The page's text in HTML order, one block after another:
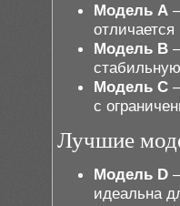
Модель A
Модель B
Модель C
с
Лучшие
Модель D
идеальна